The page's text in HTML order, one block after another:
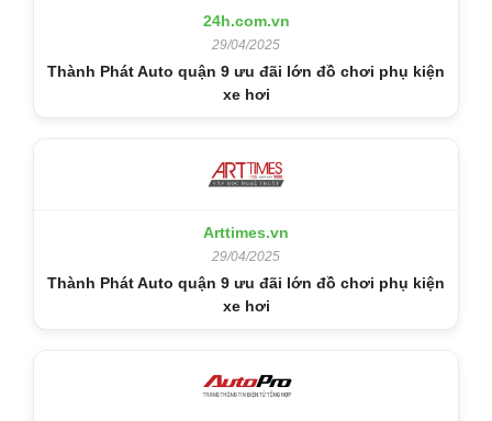
24h.com.vn
29/04/2025
Thành Phát Auto quận 9 ưu đãi lớn đồ chơi phụ kiện
xe hơi
Arttimes.vn
29/04/2025
Thành Phát Auto quận 9 ưu đãi lớn đồ chơi phụ kiện
xe hơi